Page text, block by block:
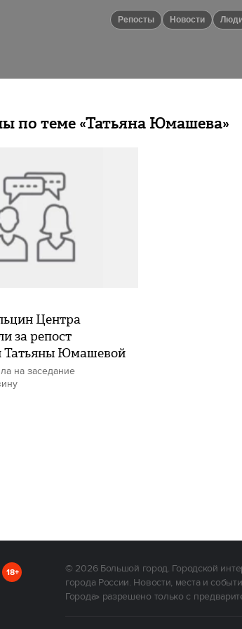
репосты новости
по теме «Татьяна Юмашева»
Центра
за репост
Татьяны Юмашевой
на заседание
18+ © 2026Большой город. Городской
города России. Новости, места и
Города» разрешено только с